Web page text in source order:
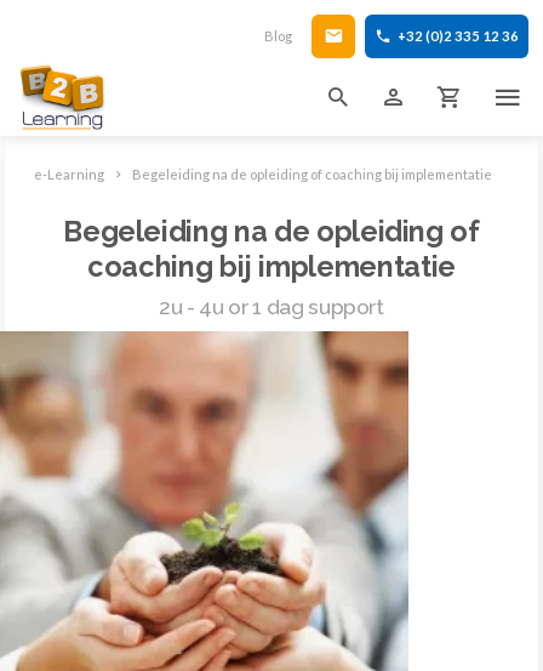
Blog +32 (0)2 335 12 36
e-Learning Begeleiding na de opleiding of coaching bij implementatie
Begeleiding na de opleiding of
coaching bij implementatie
2u - 4u or 1 dag support